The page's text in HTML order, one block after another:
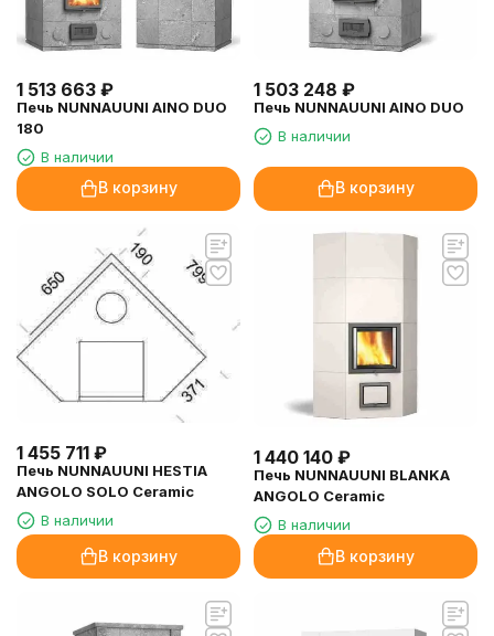
1 513 663 ₽
Печь NUNNAUUNI AINO DUO
180
В наличии
В корзину
1 503 248 ₽
Печь NUNNAUUNI AINO DUO
В наличии
В корзину
1 455 711 ₽
Печь NUNNAUUNI HESTIA
ANGOLO SOLO Ceramic
В наличии
В корзину
1 440 140 ₽
Печь NUNNAUUNI BLANKA
ANGOLO Ceramic
В наличии
В корзину